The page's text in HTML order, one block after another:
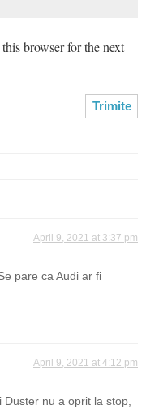
browser for the next
April 9, 2021 at 3:37 pm
pare ca Audi ar fi
April 9, 2021 at 4:12 pm
nu a oprit la stop,